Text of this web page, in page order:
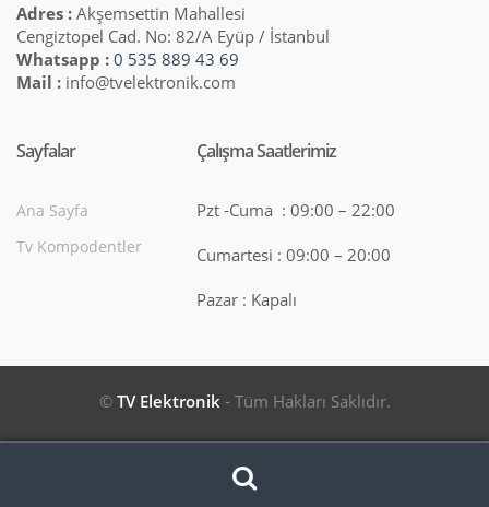
Adres : Akşemsettin Mahallesi
Cengiztopel Cad. No: 82/A Eyüp / İstanbul
Whatsapp : 0 535 889 43 69
Mail : info@tvelektronik.com
Sayfalar
Ana Sayfa
Tv Kompodentler
Çalışma Saatlerimiz
Pzt -Cuma : 09:00 – 22:00
Cumartesi : 09:00 – 20:00
Pazar : Kapalı
© TV Elektronik - Tüm Hakları Saklıdır.